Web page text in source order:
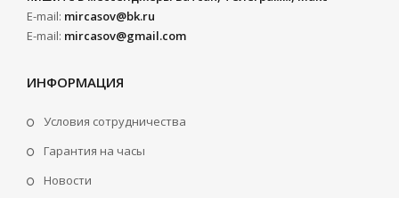
E-mail: mircasov@bk.ru
E-mail: mircasov@gmail.com
ИНФОРМАЦИЯ
Условия сотрудничества
Гарантия на часы
Новости